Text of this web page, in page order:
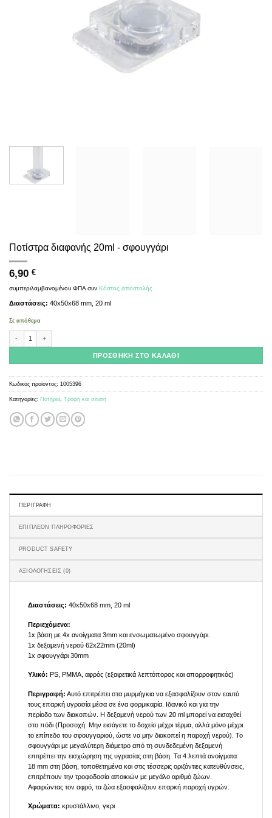
Ποτίστρα διαφανής 20ml - σφουγγάρι
6,90 €
συμπεριλαμβανομένου ΦΠΑ συν Κόστος αποστολής
Διαστάσεις: 40x50x68 mm, 20 ml
Σε απόθεμα
ΠΡΟΣΘΉΚΗ ΣΤΟ ΚΑΛΆΘΙ
Κωδικός προϊόντος: 1005396
Κατηγορίες: Ποτήρια, Τροφή και σίτιση
ΠΕΡΙΓΡΑΦΉ
ΕΠΙΠΛΈΟΝ ΠΛΗΡΟΦΟΡΊΕΣ
PRODUCT SAFETY
ΑΞΙΟΛΟΓΉΣΕΙΣ (0)
Διαστάσεις: 40x50x68 mm, 20 ml
Περιεχόμενα:
1x βάση με 4x ανοίγματα 3mm και ενσωματωμένο σφουγγάρι.
1x δεξαμενή νερού 62x22mm (20ml)
1x σφουγγάρι 30mm
Υλικό: PS, PMMA, αφρός (εξαιρετικά λεπτόπορος και απορροφητικός)
Περιγραφή: Αυτό επιτρέπει στα μυρμήγκια να εξασφαλίζουν στον εαυτό
τους επαρκή υγρασία μέσα σε ένα φορμικαρία. Ιδανικό και για την
περίοδο των διακοπών. Η δεξαμενή νερού των 20 ml μπορεί να εισαχθεί
στο πόδι (Προσοχή: Μην εισάγετε το δοχείο μέχρι τέρμα, αλλά μόνο μέχρι
το επίπεδο του σφουγγαριού, ώστε να μην διακοπεί η παροχή νερού). Το
σφουγγάρι με μεγαλύτερη διάμετρο από τη συνδεδεμένη δεξαμενή
επιτρέπει την εισχώρηση της υγρασίας στη βάση. Τα 4 λεπτά ανοίγματα
18 mm στη βάση, τοποθετημένα και στις τέσσερις οριζόντιες κατευθύνσεις,
επιτρέπουν την τροφοδοσία αποικιών με μεγάλο αριθμό ζώων.
Αφαιρώντας τον αφρό, τα ζώα εξασφαλίζουν επαρκή παροχή υγρών.
Χρώματα: κρυστάλλινο, γκρι